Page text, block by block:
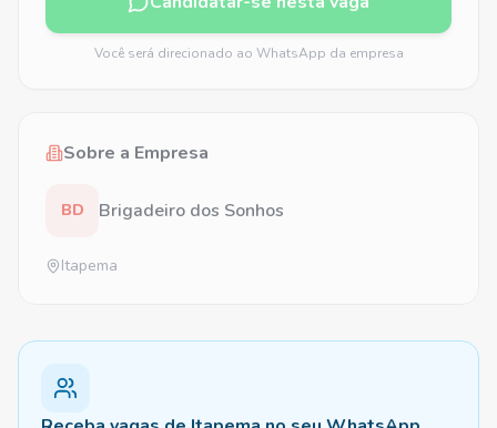
Você será direcionado ao WhatsApp da empresa
Sobre a Empresa
BD Brigadeiro dos Sonhos
Itapema